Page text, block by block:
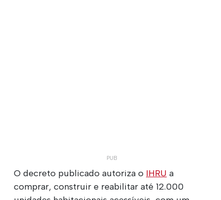
O decreto publicado autoriza o IHRU a
comprar, construir e reabilitar até 12.000